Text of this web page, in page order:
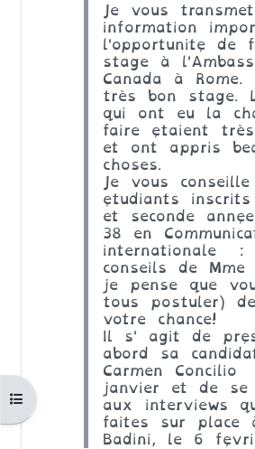
Apri indice del corso
Je vous
information
l'opportunité de
stage à
Canada à
très bon stage.
qui ont eu la
faire étaient
et ont appris
choses.
Je vous
étudiants
et seconde
38 en
internationale :
conseils de
je pense que
tous postuler)
votre chance!
Il s' agit de
abord sa
Carmen
janvier et de se
aux interviews
faites sur place
Badini, le 6